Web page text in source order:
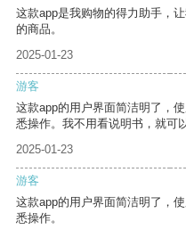
这款app是我购物的得力助手，
的商品。
2025-01-23
游客
这款app的用户界面简洁明了，
悉操作。我不用看说明书，就可
2025-01-23
游客
这款app的用户界面简洁明了，
悉操作。